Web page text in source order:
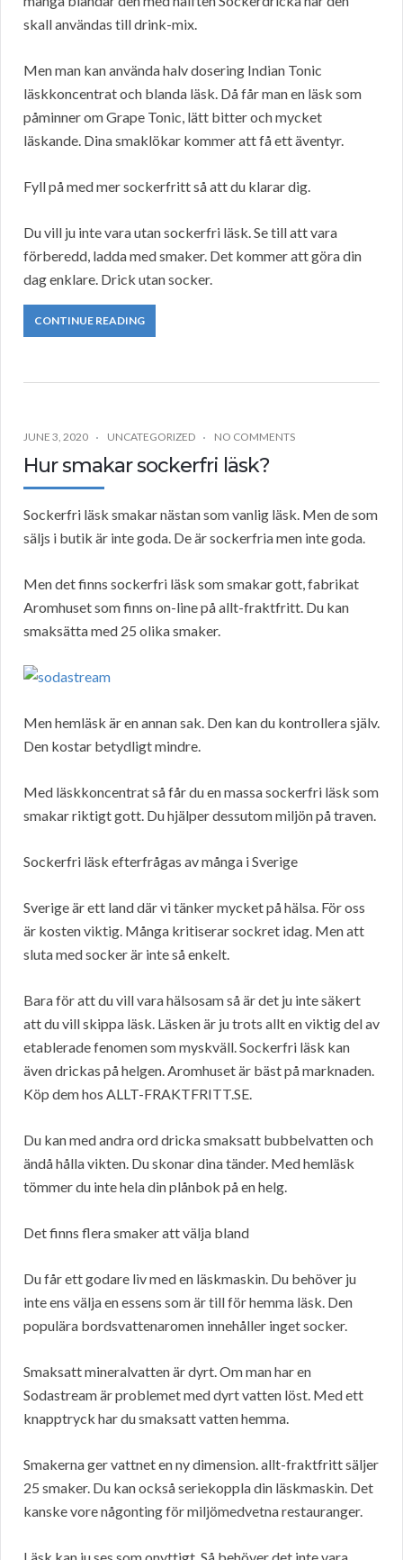
skall användas till drink-mix.
Men man kan använda halv dosering Indian Tonic
läskkoncentrat och blanda läsk. Då får man en läsk som
påminner om Grape Tonic, lätt bitter och mycket
läskande. Dina smaklökar kommer att få ett äventyr.
Fyll på med mer sockerfritt så att du klarar dig.
Du vill ju inte vara utan sockerfri läsk. Se till att vara
förberedd, ladda med smaker. Det kommer att göra din
dag enklare. Drick utan socker.
CONTINUE READING
JUNE 3, 2020 UNCATEGORIZED NO COMMENTS
Hur smakar sockerfri läsk?
Sockerfri läsk smakar nästan som vanlig läsk. Men de som
säljs i butik är inte goda. De är sockerfria men inte goda.
Men det finns sockerfri läsk som smakar gott, fabrikat
Aromhuset som finns on-line på allt-fraktfritt. Du kan
smaksätta med 25 olika smaker.
Men hemläsk är en annan sak. Den kan du kontrollera själv.
Den kostar betydligt mindre.
Med läskkoncentrat så får du en massa sockerfri läsk som
smakar riktigt gott. Du hjälper dessutom miljön på traven.
Sockerfri läsk efterfrågas av många i Sverige
Sverige är ett land där vi tänker mycket på hälsa. För oss
är kosten viktig. Många kritiserar sockret idag. Men att
sluta med socker är inte så enkelt.
Bara för att du vill vara hälsosam så är det ju inte säkert
att du vill skippa läsk. Läsken är ju trots allt en viktig del av
etablerade fenomen som myskväll. Sockerfri läsk kan
även drickas på helgen. Aromhuset är bäst på marknaden.
Köp dem hos ALLT-FRAKTFRITT.SE.
Du kan med andra ord dricka smaksatt bubbelvatten och
ändå hålla vikten. Du skonar dina tänder. Med hemläsk
tömmer du inte hela din plånbok på en helg.
Det finns flera smaker att välja bland
Du får ett godare liv med en läskmaskin. Du behöver ju
inte ens välja en essens som är till för hemma läsk. Den
populära bordsvattenaromen innehåller inget socker.
Smaksatt mineralvatten är dyrt. Om man har en
Sodastream är problemet med dyrt vatten löst. Med ett
knapptryck har du smaksatt vatten hemma.
Smakerna ger vattnet en ny dimension. allt-fraktfritt säljer
25 smaker. Du kan också seriekoppla din läskmaskin. Det
kanske vore någonting för miljömedvetna restauranger.